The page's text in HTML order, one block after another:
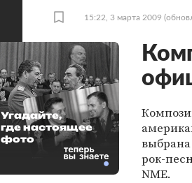
15:22, 3 марта 2009
рок-
NME.
Угадайте,
где настоящее
фото